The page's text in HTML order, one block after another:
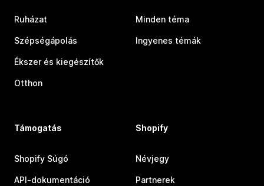
Ruházat
Szépségápolás
Ékszer és kiegészítők
Otthon
Minden téma
Ingyenes témák
Támogatás
Shopify Súgó
API-dokumentáció
Shopify
Névjegy
Partnerek